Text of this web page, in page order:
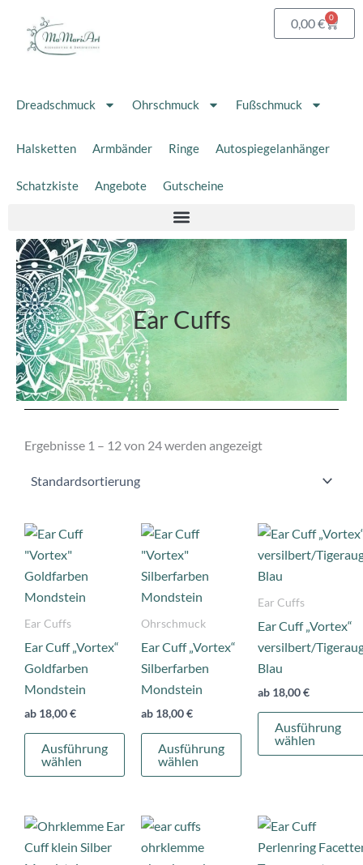
Inhalt
springen
0,00€ 0
Dreadschmuck Ohrschmuck Fußschmuck
Halsketten Armbänder Ringe Autospiegelanhänger
Schatzkiste Angebote Gutscheine
Ear Cuffs
Ergebnisse 1 – 12 von 24 werden angezeigt
Ear Cuffs
Ear Cuff „Vortex“
Goldfarben
Mondstein
ab 18,00€
Ausführung
wählen
Dieses
Produkt
weist
mehrere
Varianten
auf
Produktseite
Ohrschmuck
Ear Cuff „Vortex“
Silberfarben
Mondstein
ab 18,00€
Ausführung
wählen
Dieses
Produkt
weist
mehrere
können
Ear Cuffs
Ear Cuff „Vortex“
versilbert/
Blau
ab 18,00€
Ausführung
wählen